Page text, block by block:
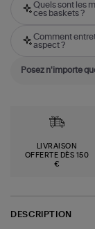
Quels sont les
ces baskets ?
Comment
aspect ?
LIVRAISON
OFFERTE DÈS 150
€
DESCRIPTION